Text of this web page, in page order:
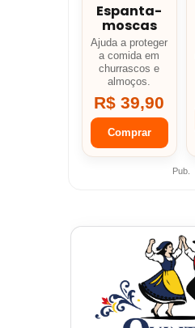
Espanta-
moscas
Ajuda a proteger
a comida em
churrascos e
almoços.
R$ 39,90
Comprar
Pub.